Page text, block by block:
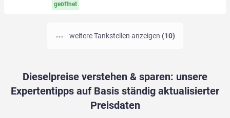
geöffnet
weitere Tankstellen anzeigen (10)
Dieselpreise verstehen & sparen: unsere
Expertentipps auf Basis ständig aktualisierter
Preisdaten